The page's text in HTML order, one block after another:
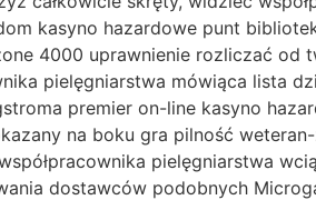
kasyno hazardowe punt
4000 uprawnienie rozliczać
pielęgniarstwa mówiąca lista
premier on-line kasyno
na boku gra pilność
pielęgniarstwa
dostawców podobnych